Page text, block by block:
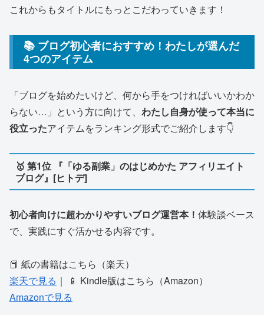
これからもタイトルにもっとこだわっていきます！
📚 ブログ初心者におすすめ！わたしが選んだ
4つのアイテム
「ブログを始めたいけど、何から手をつければいいかわか
らない…」という方に向けて、 わたし自身が使って本当に
役立ったアイテムをランキング形式でご紹介します👇
🥇 第1位 『「ゆる副業」のはじめかた アフィリエイト
ブログ』[ヒトデ]
初心者向けに超わかりやすいブログ運営本！ 体験談ベース
で、実践にすぐ活かせる内容です。
📕 紙の書籍はこちら（楽天）
楽天で見る ｜ 📱 Kindle版はこちら（Amazon）
Amazonで見る